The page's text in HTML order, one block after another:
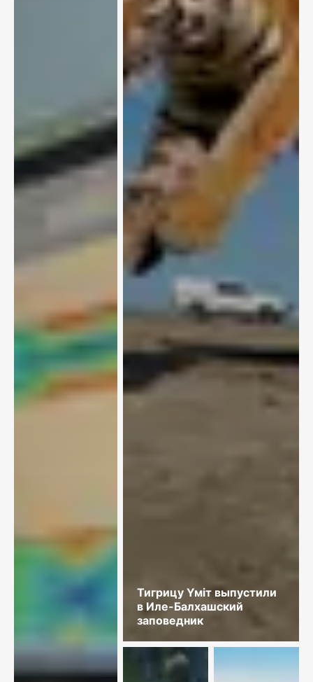
Тигрицу Үміт выпустили
в Иле-Балхашский
заповедник